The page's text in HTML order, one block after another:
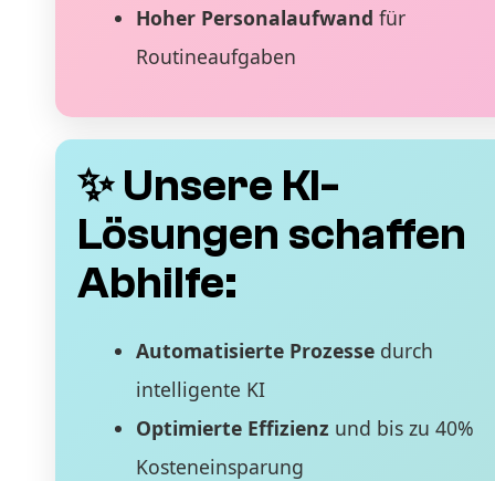
Hoher Personalaufwand für
Routineaufgaben
✨ Unsere KI-
Lösungen schaffen
Abhilfe:
Automatisierte Prozessedurch
intelligente KI
Optimierte Effizienz und bis zu 40%
Kosteneinsparung